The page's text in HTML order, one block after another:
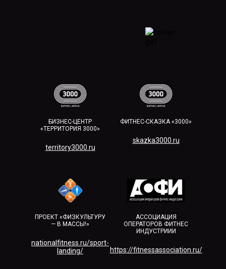
БИЗНЕС-ЦЕНТР
«ТЕРРИТОРИЯ 3000»
territory3000.ru​
ФИТНЕС-СКАЗКА «3000»
skazka3000.ru
ПРОЕКТ «ФИЗКУЛЬТУРУ
— В МАССЫ!»
nationalfitness.ru/sport-
landing/
АССОЦИАЦИЯ
ОПЕРАТОРОВ ФИТНЕС
ИНДУСТРИИИ
https://fitnessassociation.ru/